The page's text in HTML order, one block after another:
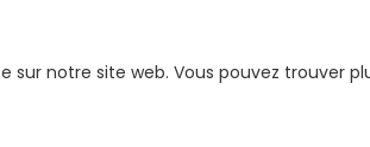
sur notre site web. Vous pouvez trouver